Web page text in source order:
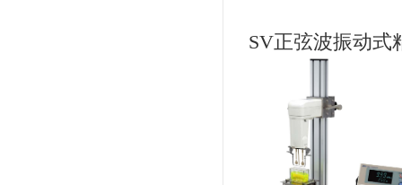
SV正弦波振动式